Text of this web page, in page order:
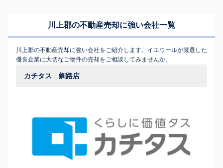
川上郡の不動産売却に強い会社一覧
川上郡の不動産売却に強い会社をご紹介します。イエウールが厳選した
優良企業に大切なご物件の売却をご相談してみませんか。
カチタス 釧路店